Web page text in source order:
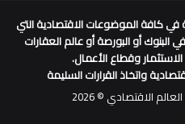
كافة الموضوعات الاقتصادية التي
أو البورصة أو عالم العقارات
وقطاع الأعمال.
واتخاذ القرارات السليمة
الاقتصادي © 2026